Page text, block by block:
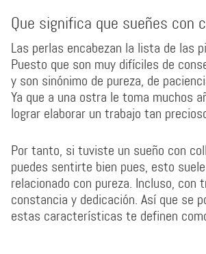
Que significa que sueñes con
Las perlas encabezan la lista de las
Puesto que son muy difíciles de
y son sinónimo de pureza, de
Ya que a una ostra le toma muchos
lograr elaborar un trabajo tan
Por tanto, si tuviste un sueño con
puedes sentirte bien pues, esto
relacionado con pureza. Incluso, con
constancia y dedicación. Así que se
estas características te definen